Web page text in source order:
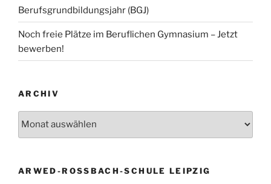
Berufsgrundbildungsjahr (BGJ)
Noch freie Plätze im Beruflichen Gymnasium – Jetzt
bewerben!
ARCHIV
ARWED-ROSSBACH-SCHULE LEIPZIG